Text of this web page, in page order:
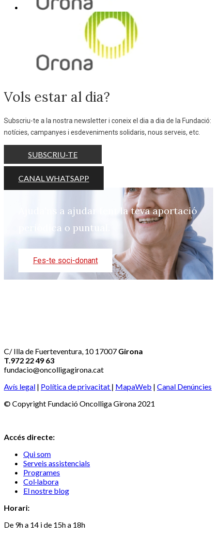
Vols estar al dia?
Subscriu-te a la nostra newsletter i coneix el dia a dia de la Fundació:
notícies, campanyes i esdeveniments solidaris, nous serveis, etc.
SUBSCRIU-TE
CANAL WHATSAPP
Ajuda'ns a ajudar fent la teva aportació
periòdica o puntual.
Fes-te soci-donant
C/ Illa de Fuerteventura, 10 17007 Girona
T.972 22 49 63
fundacio@oncolligagirona.cat
Avís legal | Política de privacitat | MapaWeb | Canal Denúncies
© Copyright Fundació Oncolliga Girona 2021
Accés directe:
Qui som
Serveis assistencials
Programes
Col·labora
El nostre blog
Horari:
De 9h a 14 i de 15h a 18h